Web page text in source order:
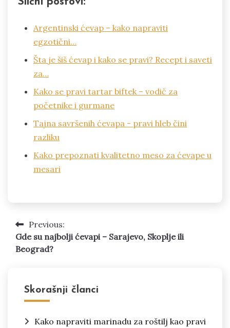
Argentinski ćevap – kako napraviti
egzotični…
Šta je šiš ćevap i kako se pravi? Recept i saveti
za…
Kako se pravi tartar biftek – vodič za
početnike i gurmane
Tajna savršenih ćevapa - pravi hleb čini
razliku
Kako prepoznati kvalitetno meso za ćevape u
mesari
Kretanje
članka
Previous:
Gde su najbolji ćevapi – Sarajevo, Skoplje ili
Beograd?
Skorašnji članci
Kako napraviti marinadu za roštilj kao pravi